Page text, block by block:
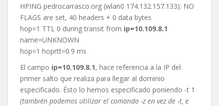
HPING pedrocarrasco.org (wlan0 174.132.157.133): NO
FLAGS are set, 40 headers + 0 data bytes
hop=1 TTL 0 during transit from ip=10.109.8.1
name=UNKNOWN
hop=1 hoprtt=0.9 ms
El campo ip=10.109.8.1, hace referencia a la IP del
primer salto que realiza para llegar al dominio
especificado. Ésto lo hemos especificado poniendo -t 1
(también podemos utilizar el comando -z en vez de -t, e